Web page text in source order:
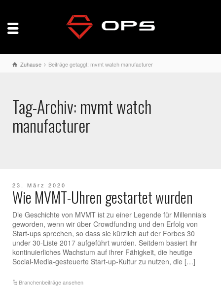
Zuhause Beiträge getaggt: mvmt watch manufacturer
Tag-Archiv: mvmt watch
manufacturer
23. März 2020
Wie MVMT-Uhren gestartet wurden
Die Geschichte von MVMT ist zu einer Legende für Millennials
geworden, wenn wir über Crowdfunding und den Erfolg von
Start-ups sprechen, so dass sie kürzlich auf der Forbes 30
under 30-Liste 2017 aufgeführt wurden. Seitdem basiert ihr
kontinuierliches Wachstum auf ihrer Fähigkeit, die heutige
Social-Media-gesteuerte Start-up-Kultur zu nutzen, die […]
Branchenbeiträge ansehen